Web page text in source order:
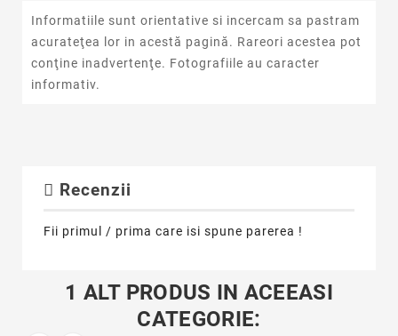
Informatiile sunt orientative si incercam sa pastram
acurateţea lor in acestă pagină. Rareori acestea pot
conţine inadvertenţe. Fotografiile au caracter
informativ.
Recenzii
Fii primul / prima care isi spune parerea !
1 ALT PRODUS IN ACEEASI
CATEGORIE: